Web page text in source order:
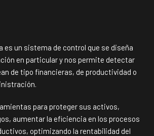
es un sistema de control que se diseña
en particular y nos permite detectar
de tipo financieras, de productividad o
para proteger sus activos,
aumentar la eficiencia en los procesos
optimizando la rentabilidad del